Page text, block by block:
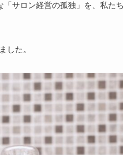
サロン経営の孤独」を、私た
した。